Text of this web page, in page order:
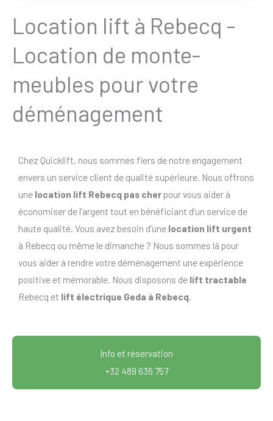
Location lift à Rebecq -
Location de monte-
meubles pour votre
déménagement
Chez Quicklift, nous sommes fiers de notre engagement
envers un service client de qualité supérieure. Nous offrons
une location lift Rebecq pas cher pour vous aider à
économiser de l’argent tout en bénéficiant d’un service de
haute qualité. Vous avez besoin d’une location lift urgent
à Rebecq ou même le dimanche ? Nous sommes là pour
vous aider à rendre votre déménagement une expérience
positive et mémorable. Nous disposons de lift tractable
Rebecq et lift électrique Geda à Rebecq.
Info et réservation
+32 489 636 757